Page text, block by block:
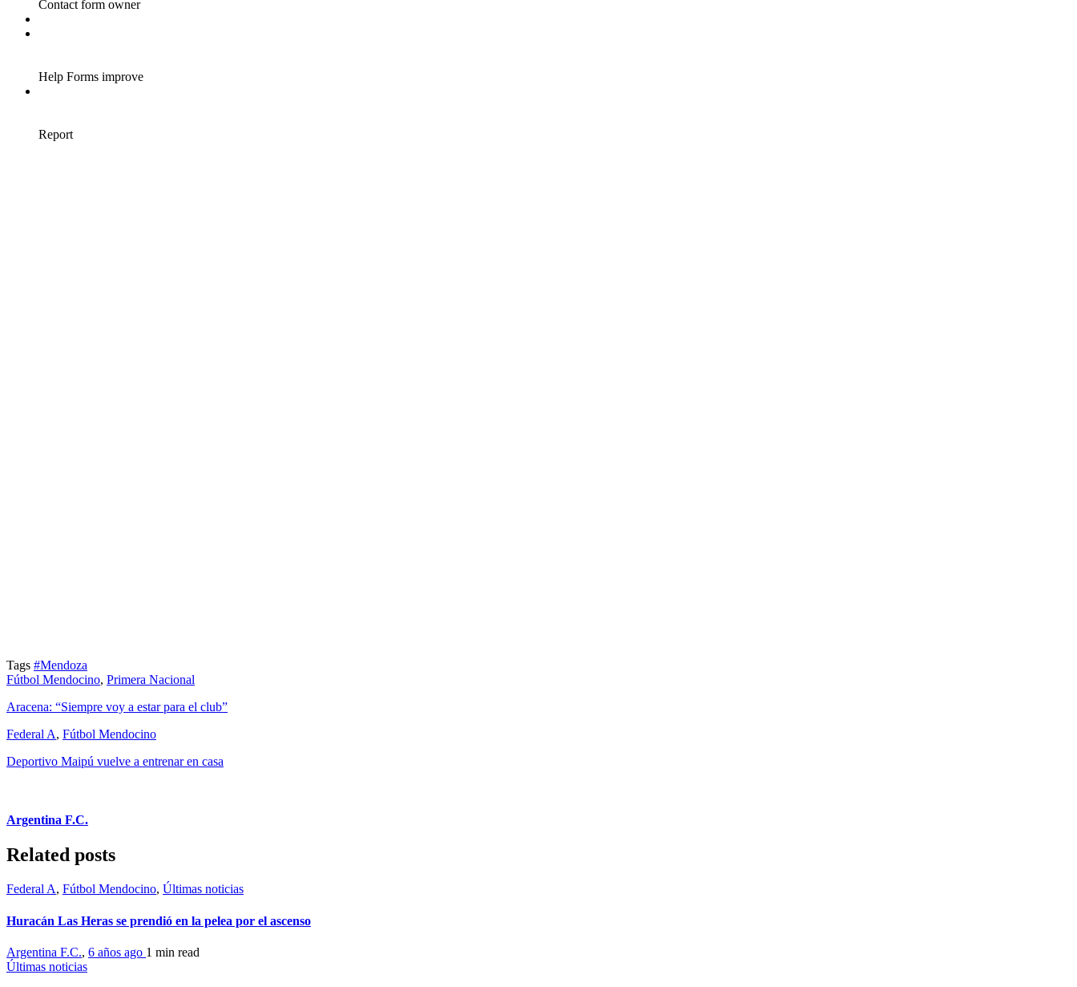
Tags #Mendoza
Fútbol Mendocino, Primera Nacional
Aracena: “Siempre voy a estar para el club”
Federal A, Fútbol Mendocino
Deportivo Maipú vuelve a entrenar en casa
Argentina F.C.
Related posts
Federal A, Fútbol Mendocino, Últimas noticias
Huracán Las Heras se prendió en la pelea por el ascenso
Argentina F.C., 6 años ago 1 min read
Últimas noticias